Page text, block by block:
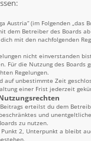
Austria“ (im Folgenden „das
dem Betreiber des Boards
mit den nachfolgenden
nicht einverstanden
Für die Nutzung des Boards
Regelungen.
auf unbestimmte Zeit
einer Frist jederzeit
erteilst du dem
und
zu nutzen.
2, Unterpunkt a bleibt